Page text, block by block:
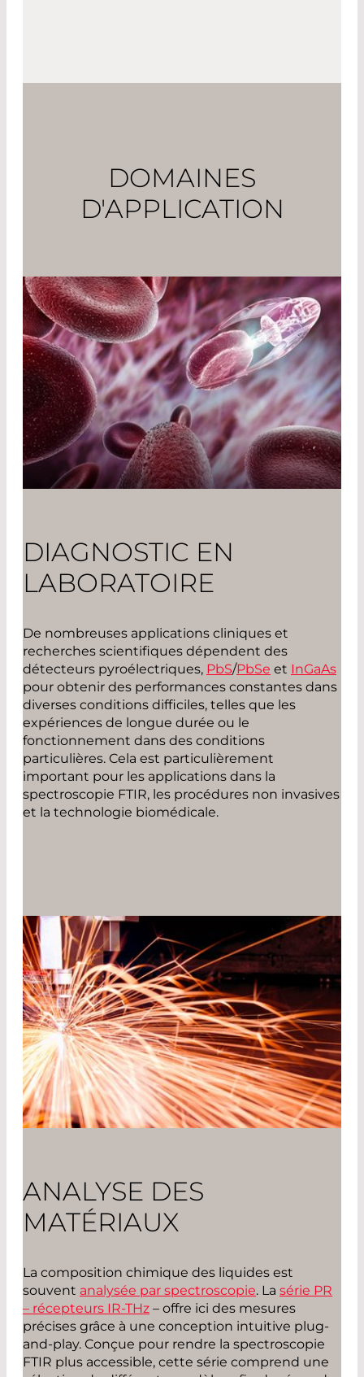
DOMAINES
D'APPLICATION
DIAGNOSTIC EN
LABORATOIRE
De nombreuses applications cliniques et
recherches scientifiques dépendent des
détecteurs pyroélectriques, PbS/PbSe et InGaAs
pour obtenir des performances constantes dans
diverses conditions difficiles, telles que les
expériences de longue durée ou le
fonctionnement dans des conditions
particulières. Cela est particulièrement
important pour les applications dans la
spectroscopie FTIR, les procédures non invasives
et la technologie biomédicale.
ANALYSE DES
MATÉRIAUX
La composition chimique des liquides est
souvent analysée par spectroscopie. La série PR
– récepteurs IR-THz – offre ici des mesures
précises grâce à une conception intuitive plug-
and-play. Conçue pour rendre la spectroscopie
FTIR plus accessible, cette série comprend une